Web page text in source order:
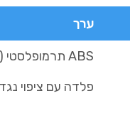
ערך
ABS תרמופלסטי (לבן / כחול / אדום)
פלדה עם ציפוי